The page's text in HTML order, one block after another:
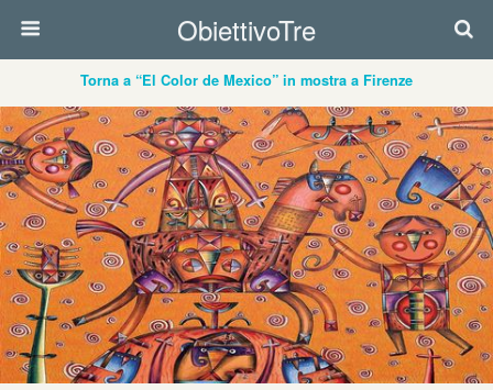
ObiettivoTre
Torna a “El Color de Mexico” in mostra a Firenze